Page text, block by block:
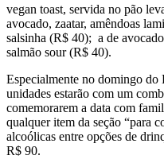
vegan toast, servida no pão
avocado, zaatar, amêndoas
salsinha (R$ 40); a de
salmão sour (R$ 40).
Especialmente no domingo do
unidades estarão com um
comemorarem a data com
qualquer item da seção “para
alcoólicas entre opções de
R$ 90.